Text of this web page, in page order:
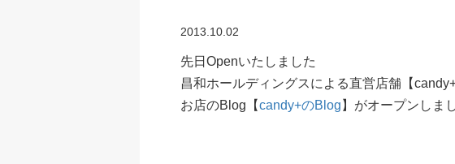
2013.10.02
先日Openいたしました
昌和ホールディングスによる直営店舗【
お店のBlog【candy+のBlog 】がオープンしま